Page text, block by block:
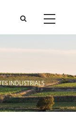
INDUSTRIALS